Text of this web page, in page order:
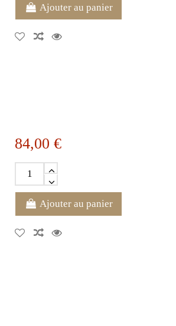
Ajouter au panier
84,00 €
Ajouter au panier